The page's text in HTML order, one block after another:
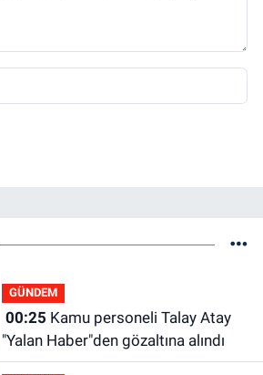
GÜNDEM
00:25
"Yalan Haber"den gözaltına alındı